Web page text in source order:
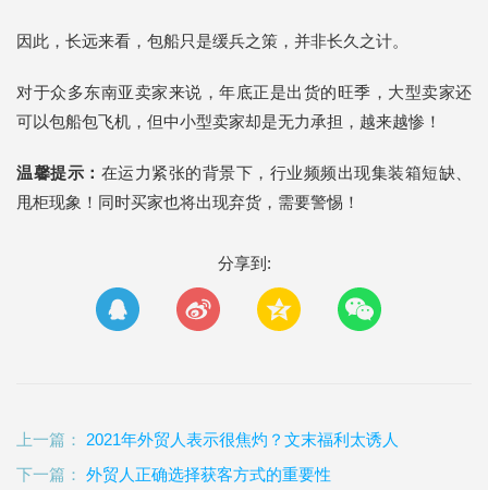
因此，长远来看，包船只是缓兵之策，并非长久之计。
对于众多东南亚卖家来说，年底正是出货的旺季，大型卖家还
可以包船包飞机，但中小型卖家却是无力承担，越来越惨！
温馨提示： 在运力紧张的背景下，行业频频出现集装箱短缺、
甩柜现象！同时买家也将出现弃货，需要警惕！
分享到:
上一篇： 2021年外贸人表示很焦灼？文末福利太诱人
下一篇： 外贸人正确选择获客方式的重要性